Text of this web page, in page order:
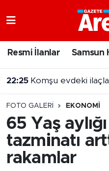
Resmi İlanlar Samsun
21:55 Beşiktaş Hradec
FOTO GALERI EKONOMI
65 Yaş
tazminatı
rakamlar
Samsun Namaz
Süper Lig Puan
Tüm Manşetler